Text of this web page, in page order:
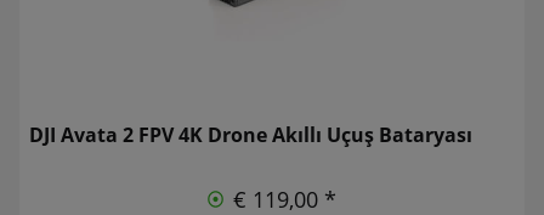
DJI Avata 2 FPV 4K Drone Akıllı Uçuş Bataryası
€ 119,00 *